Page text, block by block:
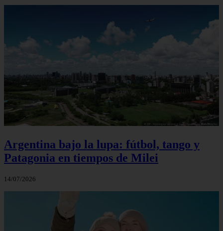
Argentina bajo la lupa: fútbol, tango y
Patagonia en tiempos de Milei
14/07/2026